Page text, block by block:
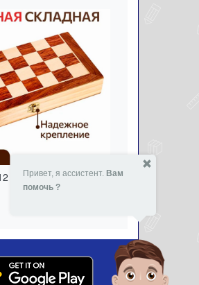
дерево 24 шт -
Привет, я ассистент. Вам
помочь ?